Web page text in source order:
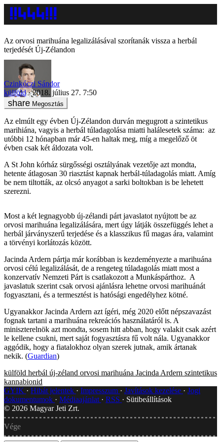
Az orvosi marihuána legalizálásával szorítanák vissza a herbál
terjedését Új-Zélandon
Czinkóczi Sándor
külföld
2018. július 27. 7:50
Megosztás
Az elmúlt egy évben Új-Zélandon durván megugrott a szintetikus
marihiána, vagyis a herbál túladagolása miatti halálesetek száma: az
utóbbi 12 hónapban már 45-en haltak meg, míg a megelőző öt
évben csak két áldozata volt.
A St John kórház sürgősségi osztályának vezetője azt mondta,
hetente átlagosan 30 riasztást kapnak herbál-túladagolás miatt. Amíg
be nem tiltották, az olcsó anyagot a sarki boltokban is be lehetett
szerezni.
Most a két legnagyobb új-zélandi párt javaslatot nyújtott be az
orvosi marihuána legalizálására, mert úgy látják összefüggés lehet a
herbál járványszerű terjedése és a klasszikus fű magas ára, valamint
a törvényi korlátozás között.
Jacinda Ardern pártja már korábban is kezdeményezte a marihuána
orvosi célú legalizálását, de a rengeteg túladagolás miatt most a
konzervatív Nemzeti Párt is csatlakozott a Munkáspárthoz. A
javaslatuk szerint csak orvosi ajánlásra lehetne orvosi marihuánát
fogyasztani, és a termesztést is hatósági engedélyhez kötné.
Ugyanakkor Jacinda Ardern azt ígéri, még 2020 előtt népszavazást
fognak tartani a marihuána rekreációs használatáról is. A
miniszterelnök azt mondta, sosem hitt abban, hogy valakit csak azért
le kellene csukni, mert saját fogyasztásra fű volt nála. Ugyanakkor
aggódik, hogy a fiatalokhoz olyan szerek jutnak, amik ártanak
nekik. (Guardian)
külföld herbál új-zéland orvosi marihuána Jacinda Ardern szintetikus
kannabionid
GYIK
Hibát jelentek Impresszum Javítások kezelése
Jogi
dokumentumok
Médiaajánlat RSS
Sütibeállítások
© 2026 Magyar Jeti Zrt.
Vége